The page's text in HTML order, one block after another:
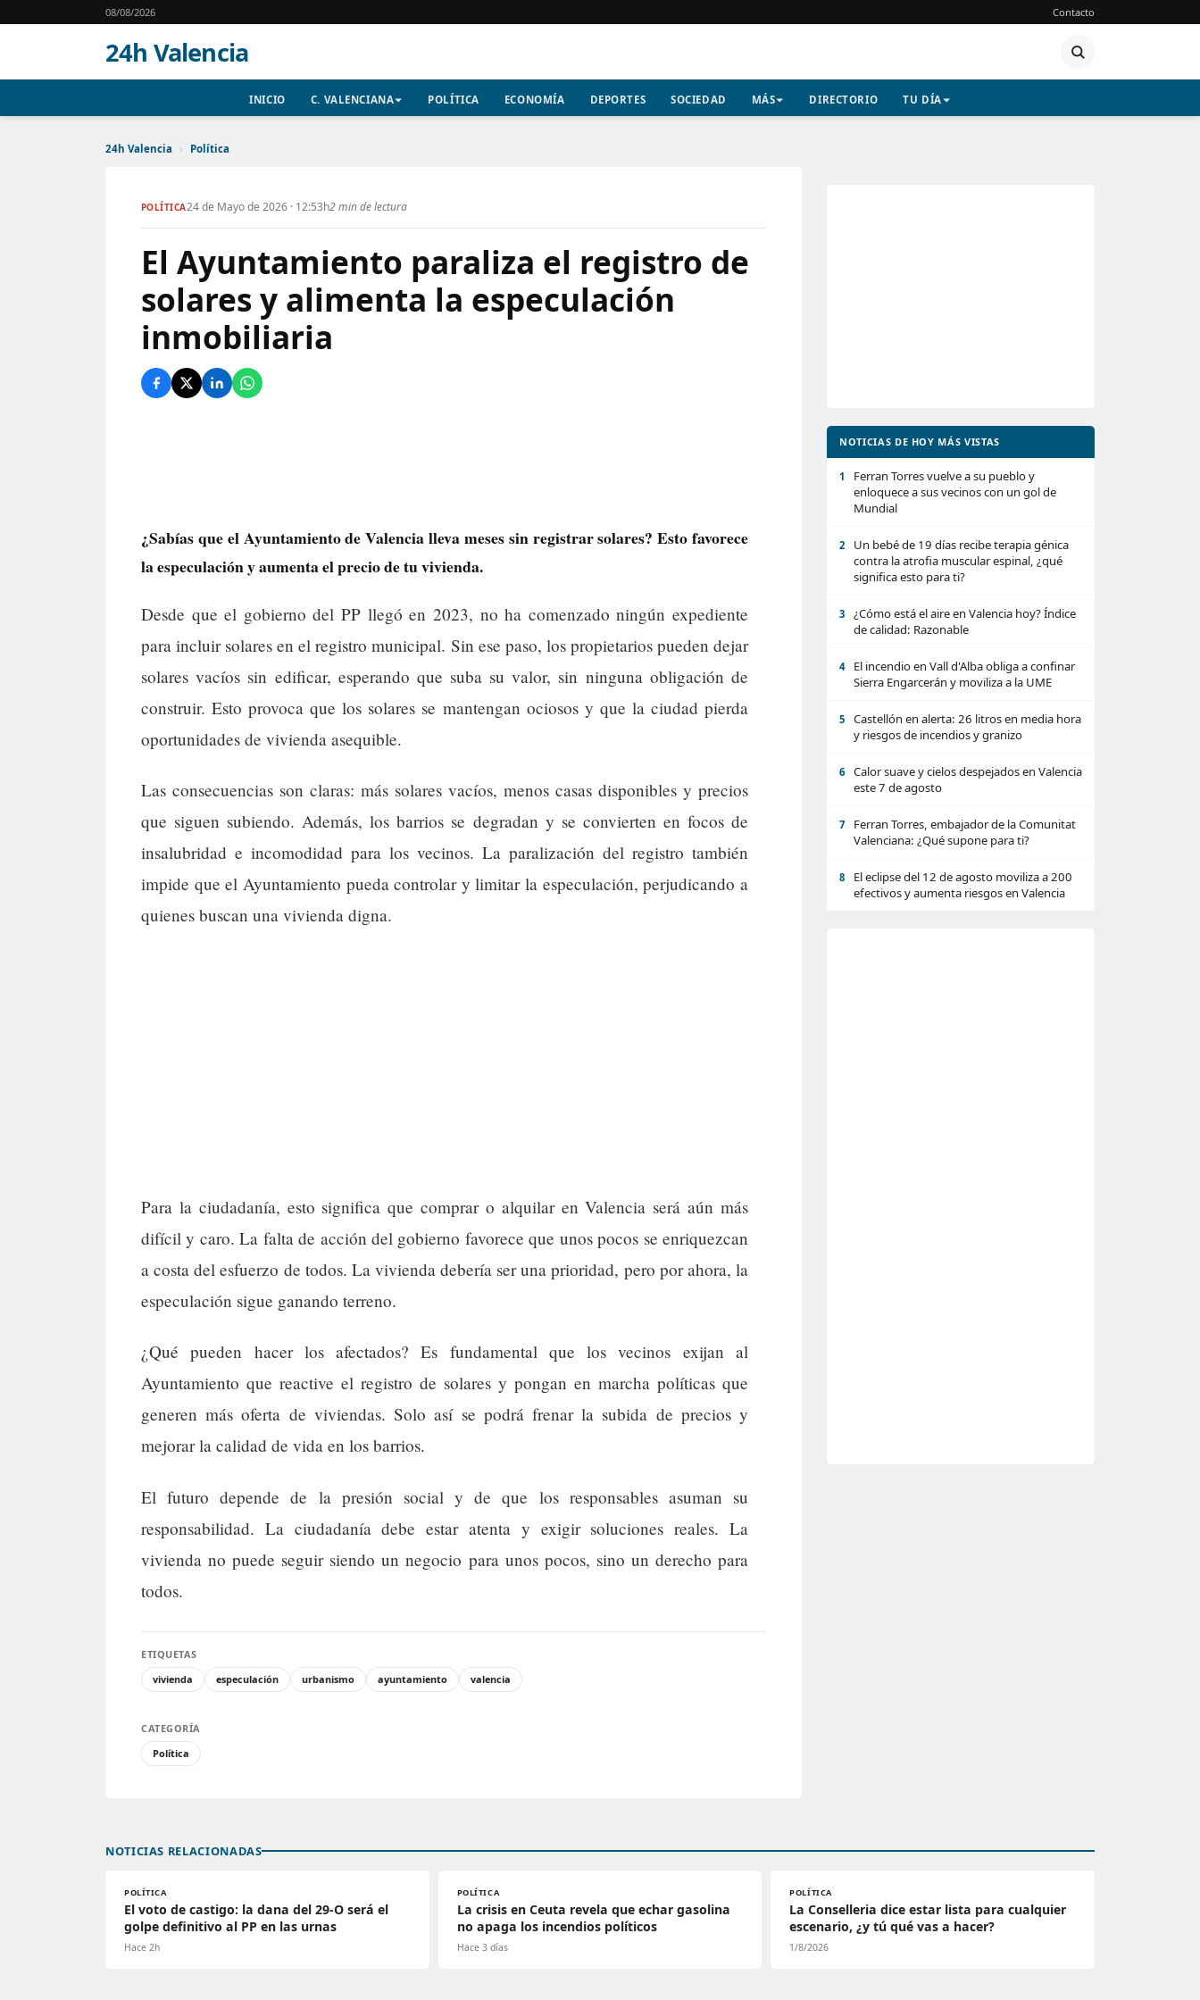
08/08/2026 Contacto
24h Valencia
INICIO C. VALENCIANA POLÍTICA ECONOMÍA DEPORTES SOCIEDAD MÁS DIRECTORIO TU DÍA
24h Valencia › Política
POLÍTICA24 de Mayo de 2026 · 12:53h2 min de lectura
El Ayuntamiento paraliza el registro de
solares y alimenta la especulación
inmobiliaria
¿Sabías que el Ayuntamiento de Valencia lleva meses sin registrar solares? Esto favorece
la especulación y aumenta el precio de tu vivienda.
Desde que el gobierno del PP llegó en 2023, no ha comenzado ningún expediente
para incluir solares en el registro municipal. Sin ese paso, los propietarios pueden dejar
solares vacíos sin edificar, esperando que suba su valor, sin ninguna obligación de
construir. Esto provoca que los solares se mantengan ociosos y que la ciudad pierda
oportunidades de vivienda asequible.
Las consecuencias son claras: más solares vacíos, menos casas disponibles y precios
que siguen subiendo. Además, los barrios se degradan y se convierten en focos de
insalubridad e incomodidad para los vecinos. La paralización del registro también
impide que el Ayuntamiento pueda controlar y limitar la especulación, perjudicando a
quienes buscan una vivienda digna.
Para la ciudadanía, esto significa que comprar o alquilar en Valencia será aún más
difícil y caro. La falta de acción del gobierno favorece que unos pocos se enriquezcan
a costa del esfuerzo de todos. La vivienda debería ser una prioridad, pero por ahora, la
especulación sigue ganando terreno.
¿Qué pueden hacer los afectados? Es fundamental que los vecinos exijan al
Ayuntamiento que reactive el registro de solares y pongan en marcha políticas que
generen más oferta de viviendas. Solo así se podrá frenar la subida de precios y
mejorar la calidad de vida en los barrios.
El futuro depende de la presión social y de que los responsables asuman su
responsabilidad. La ciudadanía debe estar atenta y exigir soluciones reales. La
vivienda no puede seguir siendo un negocio para unos pocos, sino un derecho para
todos.
ETIQUETAS
vivienda
especulación urbanismo ayuntamiento valencia
CATEGORÍA
Política
NOTICIAS DE HOY MÁS VISTAS
1
Ferran Torres vuelve a su pueblo y
enloquece a sus vecinos con un gol de
Mundial
2
Un bebé de 19 días recibe terapia génica
contra la atrofia muscular espinal, ¿qué
significa esto para ti?
3
¿Cómo está el aire en Valencia hoy? Índice
de calidad: Razonable
4
El incendio en Vall d'Alba obliga a confinar
Sierra Engarcerán y moviliza a la UME
5
Castellón en alerta: 26 litros en media hora
y riesgos de incendios y granizo
6
Calor suave y cielos despejados en Valencia
este 7 de agosto
7
Ferran Torres, embajador de la Comunitat
Valenciana: ¿Qué supone para ti?
8
El eclipse del 12 de agosto moviliza a 200
efectivos y aumenta riesgos en Valencia
NOTICIAS RELACIONADAS
POLÍTICA
El voto de castigo: la dana del 29-O será el
golpe definitivo al PP en las urnas
Hace 2h
POLÍTICA
La crisis en Ceuta revela que echar gasolina
no apaga los incendios políticos
Hace 3 días
POLÍTICA
La Conselleria dice estar lista para cualquier
escenario, ¿y tú qué vas a hacer?
1/8/2026